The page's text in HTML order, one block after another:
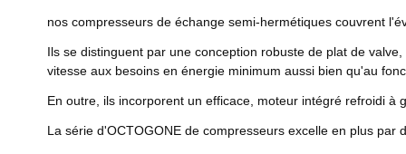
nos compresseurs de échange semi-hermétiques couvrent
Ils se distinguent par une conception robuste de plat de
vitesse aux besoins en énergie minimum aussi bien qu'au
En outre, ils incorporent un efficace, moteur intégré refroidi à
La série d'OCTOGONE de compresseurs excelle en plus